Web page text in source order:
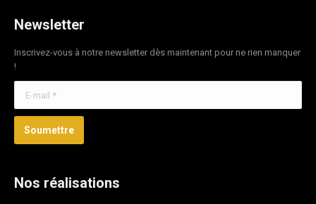
Newsletter
Inscrivez-vous à notre newsletter dès maintenant pour ne rien manquer
!
Soumettre
Nos réalisations